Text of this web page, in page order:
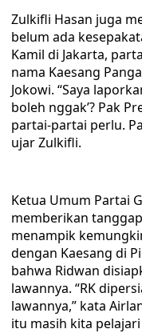
Zulkifli Hasan juga
belum ada
Kamil di Jakarta,
nama Kaesang
Jokowi. “Saya
boleh nggak’? Pak
partai-partai perlu.
ujar Zulkifli.
Ketua Umum Partai
memberikan
menampik
dengan Kaesang di
bahwa Ridwan
lawannya. “RK
lawannya,” kata
itu masih kita